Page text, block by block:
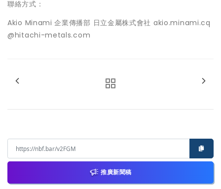
聯絡方式：
Akio Minami 企業傳播部 日立金屬株式會社 akio.minami.cq
@hitachi-metals.com
推廣新聞稿